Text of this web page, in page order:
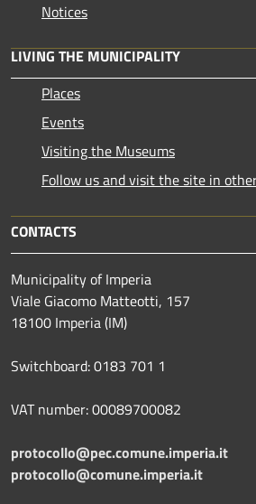
Notices
LIVING THE MUNICIPALITY
Places
Events
Visiting the Museums
Follow us and visit the site in
CONTACTS
Municipality of Imperia
Viale Giacomo Matteotti, 157
18100 Imperia (IM)
Switchboard: 0183 701 1
VAT number: 00089700082
protocollo@pec.comune.imperia.it
protocollo@comune.imperia.it